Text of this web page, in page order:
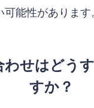
能性があります。
わせはどう
すか？